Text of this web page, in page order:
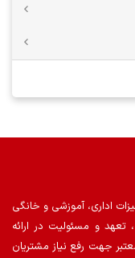
اداری، آموزشی و خانگی
تعهد و مسئولیت در ارائه
جهت رفع نیاز مشتریان